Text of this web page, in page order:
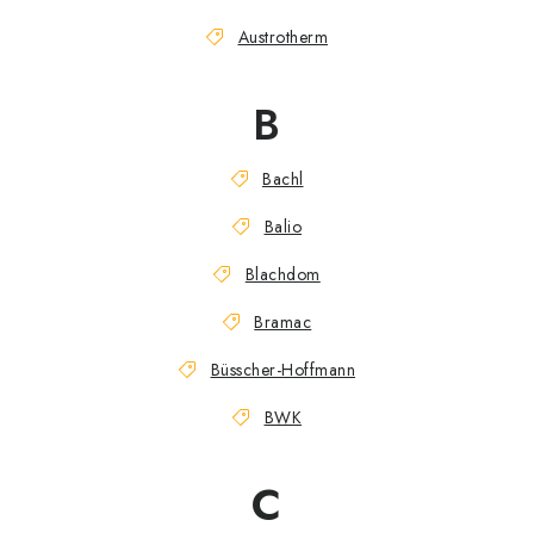
Austrotherm
B
Bachl
Balio
Blachdom
Bramac
Büsscher-Hoffmann
BWK
C